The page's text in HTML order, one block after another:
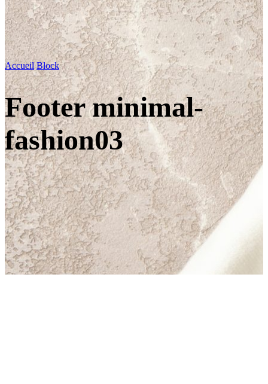
Accueil Block
Footer minimal-
fashion03